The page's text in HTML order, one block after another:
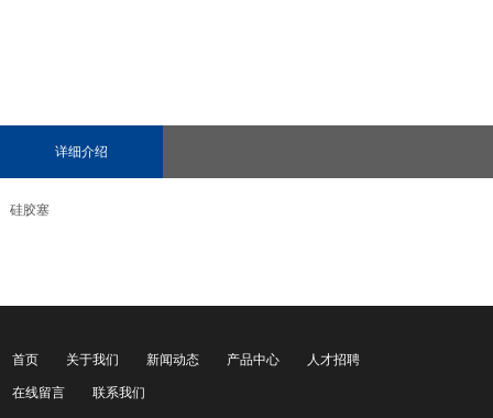
详细介绍
硅胶塞
首页 关于我们 新闻动态 产品中心 人才招聘
在线留言 联系我们